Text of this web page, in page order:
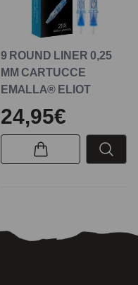
9 ROUND LINER 0,25
MM CARTUCCE
EMALLA® ELIOT
24,95€